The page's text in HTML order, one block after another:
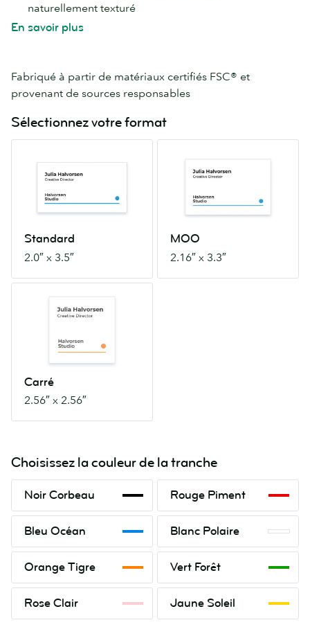
naturellement texturé
8 couleurs au choix pour la tranche
En savoir plus
Fabriqué à partir de matériaux certifiés FSC® et
provenant de sources responsables
Sélectionnez votre format
Standard
2.0″ x 3.5″
MOO
2.16″ x 3.3″
Carré
2.56″ x 2.56″
Choisissez la couleur de la tranche
Noir Corbeau
Noir
Rouge Piment
Rouge
Bleu Océan
Bleu
Blanc Polaire
Blanc
Orange Tigre
Orange
Vert Forêt
Vert
Rose Clair
Rose
Jaune Soleil
Jaune